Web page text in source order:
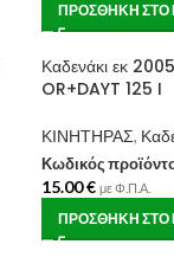
ΠΡΟΣΘΉΚΗ ΣΤΟ
Καδενάκι εκ
OR+DAYT 125 I
ΚΙΝΗΤΗΡΑΣ,
Κωδικός
15.00€ με Φ.Π.Α.
ΠΡΟΣΘΉΚΗ ΣΤΟ